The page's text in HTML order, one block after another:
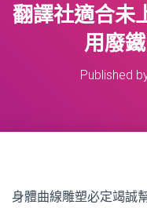
翻譯社適合未
用廢
Published
身體曲線雕塑必定竭誠